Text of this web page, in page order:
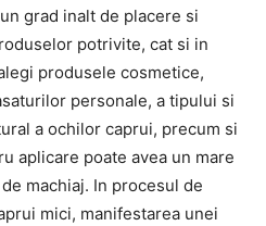
grad inalt de placere si
potrivite, cat si in
produsele cosmetice,
personale, a tipului si
a ochilor caprui, precum si
aplicare poate avea un mare
machiaj. In procesul de
mici, manifestarea unei